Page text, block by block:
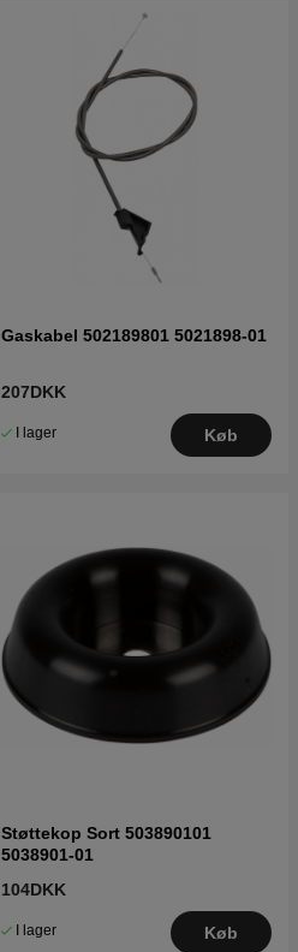
Gaskabel 502189801 5021898-01
207DKK
I lager Køb
Støttekop Sort 503890101
5038901-01
104DKK
I lager Køb